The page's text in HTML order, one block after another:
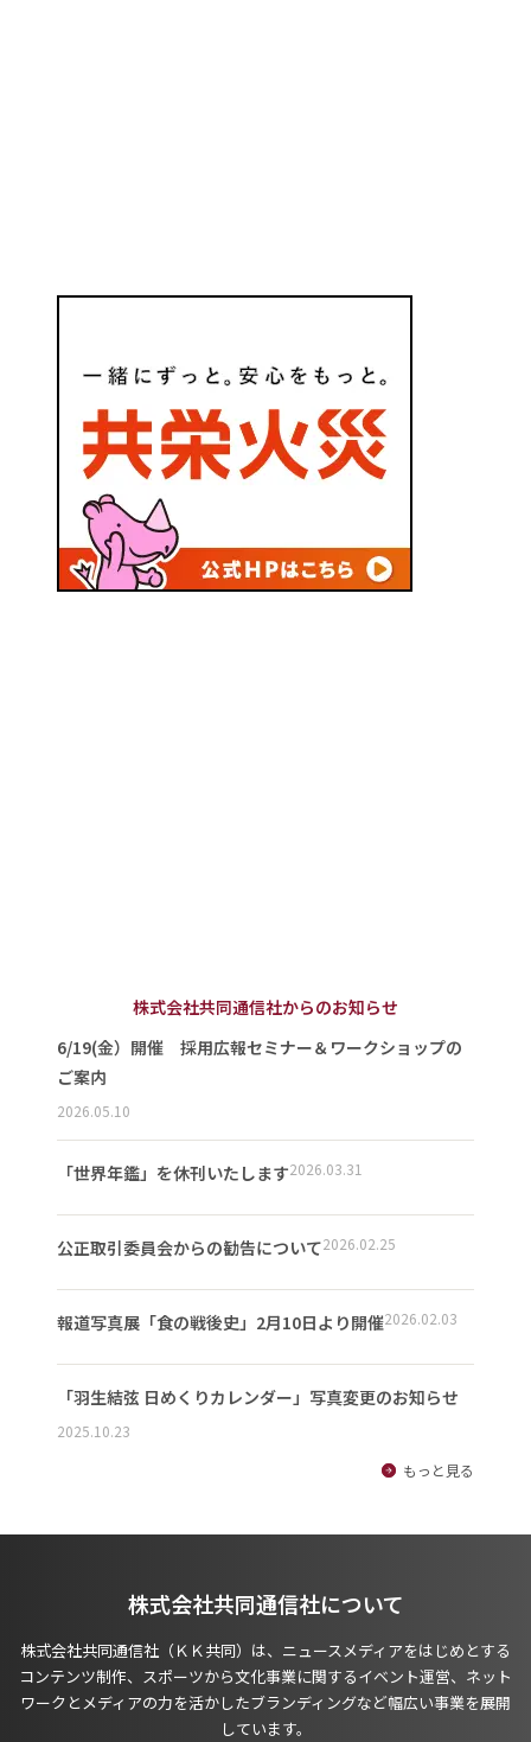
株式会社共同通信社からのお知らせ
6/19(金）開催 採用広報セミナー＆ワークショップの
ご案内
2026.05.10
「世界年鑑」を休刊いたします2026.03.31
公正取引委員会からの勧告について2026.02.25
報道写真展「食の戦後史」2月10日より開催2026.02.03
「羽生結弦 日めくりカレンダー」写真変更のお知らせ
2025.10.23
もっと見る
株式会社共同通信社について
株式会社共同通信社（ＫＫ共同）は、ニュースメディアをはじめとする
コンテンツ制作、スポーツから文化事業に関するイベント運営、ネット
ワークとメディアの力を活かしたブランディングなど幅広い事業を展開
しています。